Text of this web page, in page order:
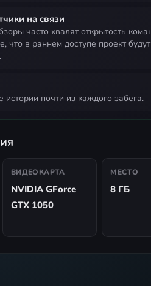
на связи
что в раннем доступе проект будут
почти из каждого забега.
ВИДЕОКАРТА
NVIDIA GForce
GTX 1050
МЕСТО
8 ГБ